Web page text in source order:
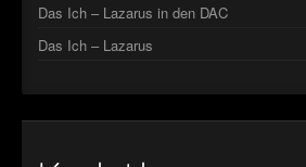
Das Ich – Lazarus in den DAC
Das Ich – Lazarus